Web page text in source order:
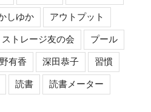
しゆか アウトプット
ストレージ友の会 プール
有香 深田恭子 習慣
読書 読書メーター